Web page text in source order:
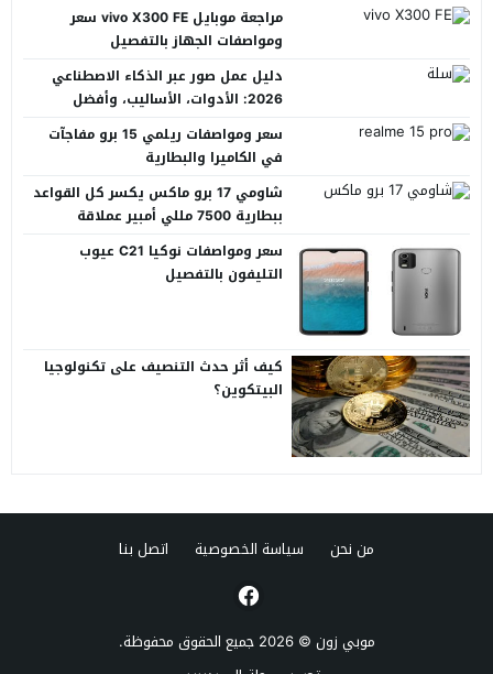
مراجعة موبايل vivo X300 FE سعر
ومواصفات الجهاز بالتفصيل
دليل عمل صور عبر الذكاء الاصطناعي
2026: الأدوات، الأساليب، وأفضل
سعر ومواصفات ريلمي 15 برو مفاجآت
في الكاميرا والبطارية
شاومي 17 برو ماكس يكسر كل القواعد
ببطارية 7500 مللي أمبير عملاقة
سعر ومواصفات نوكيا C21 عيوب
التليفون بالتفصيل
كيف أثر حدث التنصيف على تكنولوجيا
البيتكوين؟
من نحن سياسة الخصوصية اتصل بنا
موبي زون © 2026 جميع الحقوق محفوظة.